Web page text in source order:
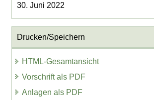
30. Juni 2022
Drucken/Speichern
HTML-Gesamtansicht
Vorschrift als PDF
Anlagen als PDF